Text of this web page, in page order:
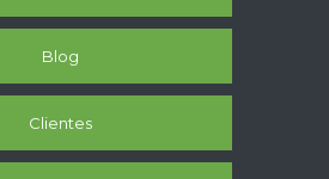
Blog
Clientes